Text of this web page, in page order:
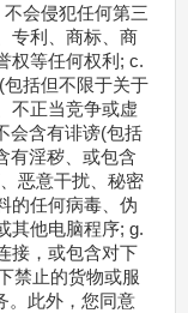
会侵犯任何第三
专利、商标、商
权等任何权利; c.
括但不限于关于
不正当竞争或虚
会含有诽谤(包括
有淫秽、或包含
恶意干扰、秘密
的任何病毒、伪
其他电脑程序; g.
接，或包含对下
禁止的货物或服
。此外，您同意